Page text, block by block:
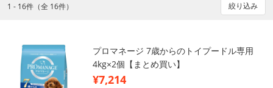
1 - 16件（全 16件） 絞り込み
プロマネージ 7歳からのトイプードル専用
4kg×2個【まとめ買い】
¥7,214